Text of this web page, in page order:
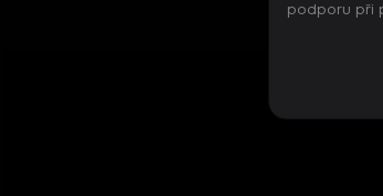
podporu při